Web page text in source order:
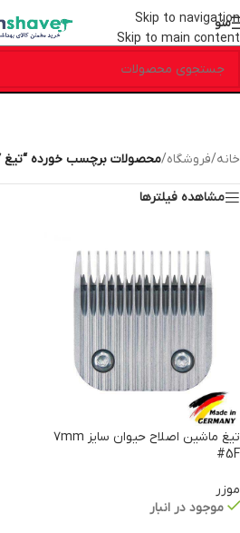
Skip to navigation
Skip to main content
منو
خانه/فروشگاه/محصولات برچسب خورده “تیغ 7 mm”
مشاهده فیلترها
تیغ ماشین اصلاح حیوان سایز ۷mm
#5F
موزر
موجود در انبار